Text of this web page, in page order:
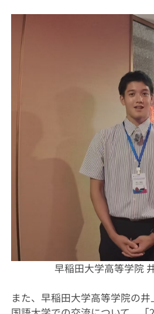
早稲田大学高等学院
また、早稲田大学高等学院の